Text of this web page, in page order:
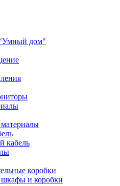
дом"
кабель
коробки
и коробки